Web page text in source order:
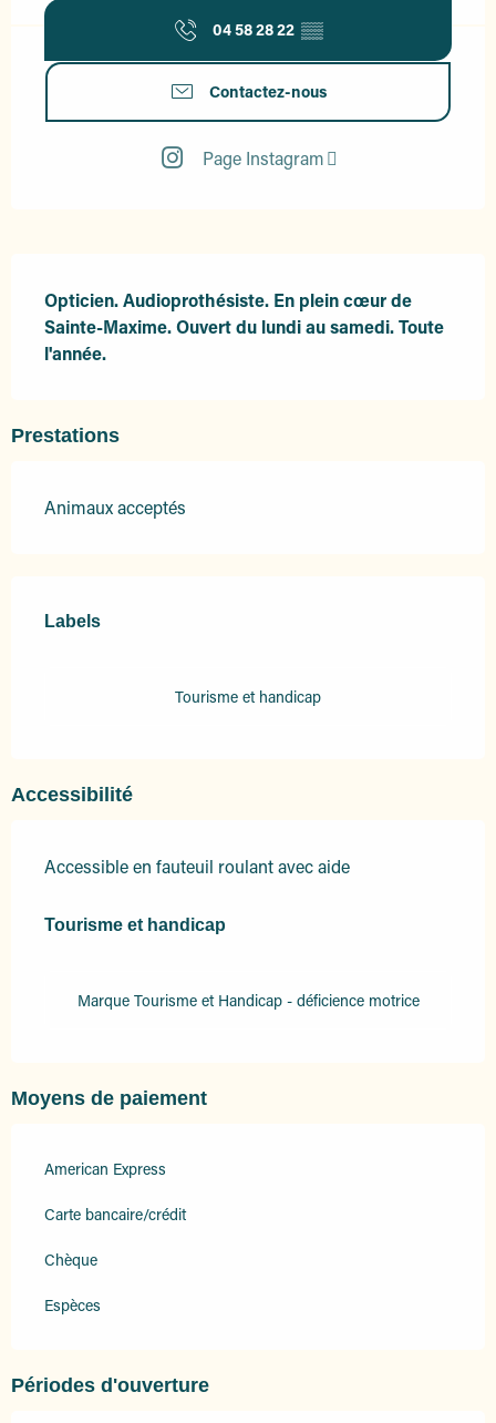
04 58 28 22 ▒▒
Contactez-nous
Page Instagram
Opticien. Audioprothésiste. En plein cœur de
Sainte-Maxime. Ouvert du lundi au samedi. Toute
l'année.
Prestations
Animaux acceptés
Labels
Labels
Tourisme et handicap
Accessibilité
Accessible en fauteuil roulant avec aide
Tourisme et handicap
Tourisme et handicap
Marque Tourisme et Handicap - déficience motrice
Moyens de paiement
American Express
Carte bancaire/crédit
Chèque
Espèces
Périodes d'ouverture